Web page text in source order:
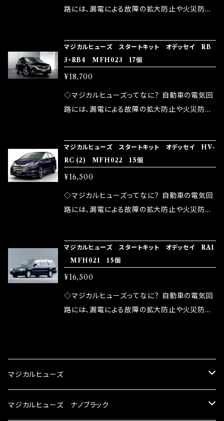
ドリング安定化（静粛性UP） ・ターボ車のターボ
など、これらの効果は、タウンユースだけでなく、
モータースポーツシーンでの実証実験の上、 製
品化を果たしております。
中に漏電してしまう。 3.金属プレートが接触する
ズが、マジカルヒューズになります。 ◇マジカル
ヒューズの効果 マジカルヒューズは放電防止効
果・接触抵抗低減効果により、このような効果を
発揮します。 ・アクセルレスポンスの向上 ・アイ
ドリング安定化（静粛性UP） ・ターボ車のターボ
など、これらの効果は、タウンユースだけでなく、
モータースポーツシーンでの実証実験の上、 製
品化を果たしております。
路には、漏電による故障の拡大防止や火災防止
路として、各回路への電力供給を行っています。
しかし、ヒューズには拭い去れない欠点があり
ます。 1.溶接回路であるため、配線と比較し抵抗
が大きい。 2.金属部分が露出している為、空気
中に漏電してしまう。 3.金属プレートが接触する
ズが、マジカルヒューズになります。 ◇マジカル
ヒューズの効果 マジカルヒューズは放電防止効
果・接触抵抗低減効果により、このような効果を
発揮します。 ・アクセルレスポンスの向上 ・アイ
ドリング安定化（静粛性UP） ・ターボ車のターボ
など、これらの効果は、タウンユースだけでなく、
モータースポーツシーンでの実証実験の上、 製
品化を果たしております。
マジカルヒューズ スタートキット オデッセイ RB
3・RB4 MFH023 17個
¥18,700
◇マジカルヒューズってなに？ 自動車の電気回
路には、漏電による故障の拡大防止や火災防止
路として、各回路への電力供給を行っています。
しかし、ヒューズには拭い去れない欠点があり
ます。 1.溶接回路であるため、配線と比較し抵抗
が大きい。 2.金属部分が露出している為、空気
中に漏電してしまう。 3.金属プレートが接触する
ズが、マジカルヒューズになります。 ◇マジカル
ヒューズの効果 マジカルヒューズは放電防止効
果・接触抵抗低減効果により、このような効果を
発揮します。 ・アクセルレスポンスの向上 ・アイ
ドリング安定化（静粛性UP） ・ターボ車のターボ
モータースポーツシーンでの実証実験の上、 製
マジカルヒューズ スタートキット オデッセイ HV-
RC (2) MFH022 15個
¥16,500
◇マジカルヒューズってなに？ 自動車の電気回
路には、漏電による故障の拡大防止や火災防止
路として、各回路への電力供給を行っています。
しかし、ヒューズには拭い去れない欠点があり
ます。 1.溶接回路であるため、配線と比較し抵抗
が大きい。 2.金属部分が露出している為、空気
中に漏電してしまう。 3.金属プレートが接触する
果・接触抵抗低減効果により、このような効果を
発揮します。 ・アクセルレスポンスの向上 ・アイ
ドリング安定化（静粛性UP） ・ターボ車のターボ
マジカルヒューズ スタートキット オデッセイ RA1
MFH021 15個
¥16,500
◇マジカルヒューズってなに？ 自動車の電気回
路には、漏電による故障の拡大防止や火災防止
中に漏電してしまう。 3.金属プレートが接触する
マジカルヒューズ
スズキ
マジカルヒューズ ナノブラック